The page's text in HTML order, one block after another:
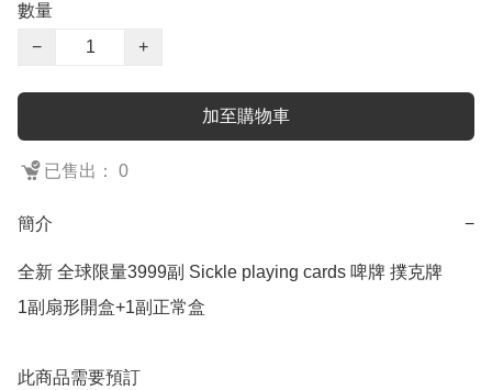
數量
−
+
加至購物車
已售出： 0
簡介 −
全新 全球限量3999副 Sickle playing cards 啤牌 撲克牌
1副扇形開盒+1副正常盒
此商品需要預訂